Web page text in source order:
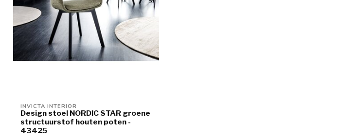
INVICTA INTERIOR
Design stoel NORDIC STAR groene
structuurstof houten poten -
43425